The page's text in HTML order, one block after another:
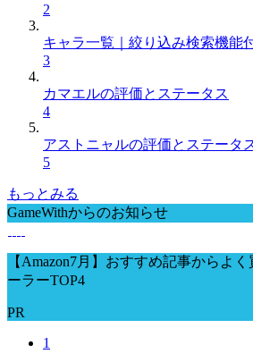
2
キャラ一覧｜絞り込み検索機能
3
カマエルの評価とステータス
4
アストニャルの評価とステータ
5
もっとみる
GameWithからのお知らせ
【Amazon7月】おすすめ記事からよ
ーラーTOP4
PR
1